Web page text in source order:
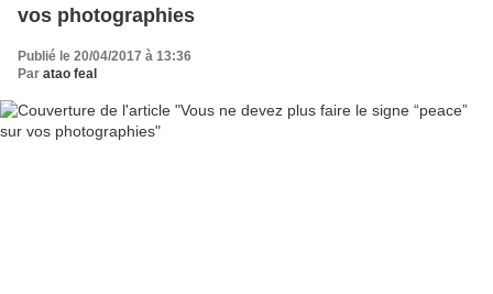
vos photographies
Publié le 20/04/2017 à 13:36
Par atao feal